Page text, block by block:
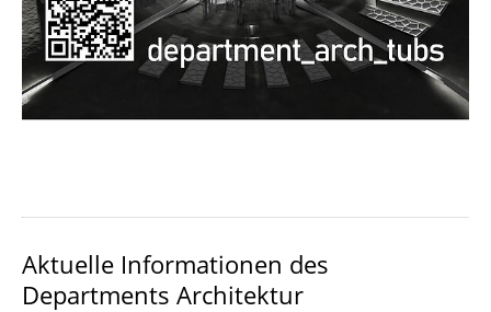
Aktuelle Informationen des
Departments Architektur